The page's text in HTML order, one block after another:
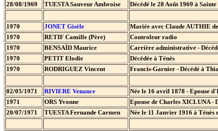
28/08/1969
TUESTA Sauveur Ambroise Décédé le 28 Août 1969 à
1970 JONET Gisèle
Mariée avec Claude AUTHIE
1970
RETIF Camille (Père)
Controleur radio
1970
BENSAÏD Maurice
Carrière administrative -
1970
PETIT Elodie
Décédée à Ténès
1970
RODRIGUEZ Vincent Francis-Garnier - Décédé à
02/05/1971 RIVIERE Venance
Née le 16 avril 1878 - Epouse
1971
ORS Yvonne
Epouse de Charles XICLUNA -
20/07/1971
TUESTA Fernande Carmen Née le 11 Janvier 1916 à Ténès